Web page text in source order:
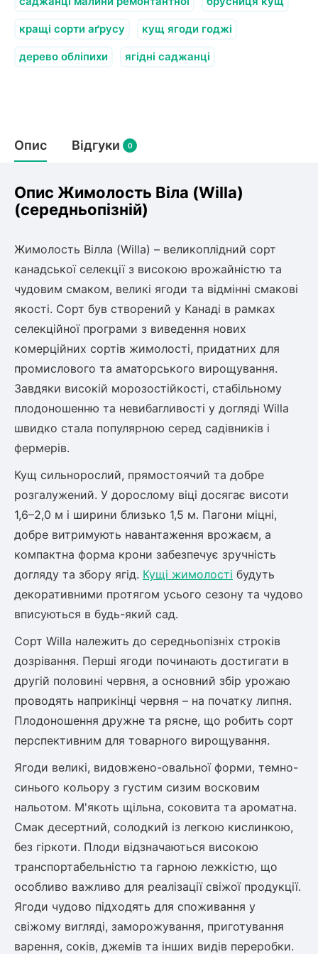
Оливкове Дерево
Нектарин
Алича
Хурма
Шовковиця
Абрикос
Обліпиха
Диплоидная слива
Азіатська груша
Смородина
Агрус
Актинідія
Ірга
Платан
Тамарикс
Вейгела
Пухироплідник
Спірея
Азалія
Штамбові троянди
Бузок
Жасмин (Чубушник)
Будлея
Лавровишня
Кизильник
Піраканта
Бузина
Багаторічні рослини
Молодило (Кам'яні троянди)
М'ята
Лаванда
Бамбук
Пряні трави
Очиток (седум)
Вівсяниця
Барвінок
Чемерник (морозник)
Рослини що в'ються
Гліцинія (Вістерія)
Жимолость декоративна
Плющ
Клематіс
Кріплення агроволокна (агротканини)
Сітка затіняюча
Садова техніка
Картоплекопалки
Навантажувачі
кращі сорти аґрусу кущ ягоди годжі
дерево обліпихи ягідні саджанці
Опис Відгуки 0
Опис Жимолость Віла (Willa)
(середньопізній)
Жимолость Вілла (Willa) – великоплідний сорт
канадської селекції з високою врожайністю та
чудовим смаком, великі ягоди та відмінні смакові
якості. Сорт був створений у Канаді в рамках
селекційної програми з виведення нових
комерційних сортів жимолості, придатних для
промислового та аматорського вирощування.
Завдяки високій морозостійкості, стабільному
плодоношенню та невибагливості у догляді Willa
швидко стала популярною серед садівників і
фермерів.
Кущ сильнорослий, прямостоячий та добре
розгалужений. У дорослому віці досягає висоти
1,6–2,0 м і ширини близько 1,5 м. Пагони міцні,
добре витримують навантаження врожаєм, а
компактна форма крони забезпечує зручність
догляду та збору ягід. Кущі жимолості будуть
декоративними протягом усього сезону та чудово
вписуються в будь-який сад.
Сорт Willa належить до середньопізніх строків
дозрівання. Перші ягоди починають достигати в
другій половині червня, а основний збір урожаю
проводять наприкінці червня – на початку липня.
Плодоношення дружне та рясне, що робить сорт
перспективним для товарного вирощування.
Ягоди великі, видовжено-овальної форми, темно-
синього кольору з густим сизим восковим
нальотом. М'якоть щільна, соковита та ароматна.
Смак десертний, солодкий із легкою кислинкою,
без гіркоти. Плоди відзначаються високою
транспортабельністю та гарною лежкістю, що
особливо важливо для реалізації свіжої продукції.
Ягоди чудово підходять для споживання у
свіжому вигляді, заморожування, приготування
варення, соків, джемів та інших видів переробки.